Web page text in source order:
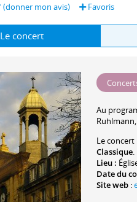
(donner mon avis) Favoris
Le concert
Au
Ruhlmann
Le concert
Classique.
Lieu :
Date du
Site web :